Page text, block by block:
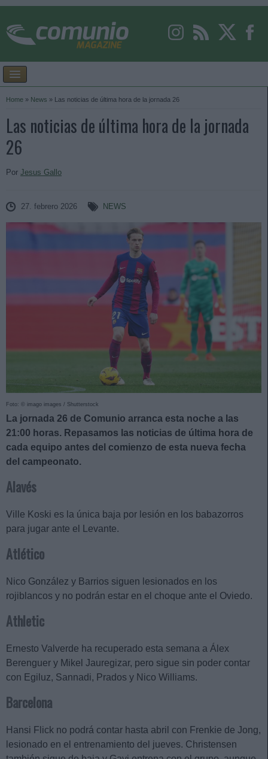
Home » News » Las noticias de última hora de la jornada 26
Las noticias de última hora de la jornada
26
Por Jesus Gallo
27. febrero 2026 NEWS
Foto: © imago images / Shutterstock
La jornada 26 de Comunio arranca esta noche a las
21:00 horas. Repasamos las noticias de última hora de
cada equipo antes del comienzo de esta nueva fecha
del campeonato.
Alavés
Ville Koski es la única baja por lesión en los babazorros
para jugar ante el Levante.
Atlético
Nico González y Barrios siguen lesionados en los
rojiblancos y no podrán estar en el choque ante el Oviedo.
Athletic
Ernesto Valverde ha recuperado esta semana a Álex
Berenguer y Mikel Jauregizar, pero sigue sin poder contar
con Egiluz, Sannadi, Prados y Nico Williams.
Barcelona
Hansi Flick no podrá contar hasta abril con Frenkie de Jong,
lesionado en el entrenamiento del jueves. Christensen